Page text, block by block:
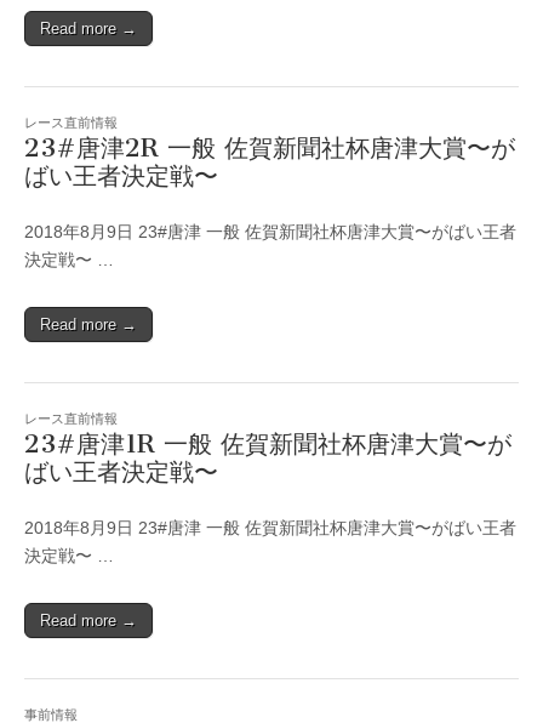
Read more →
レース直前情報
23#唐津2R 一般 佐賀新聞社杯唐津大賞〜が
ばい王者決定戦〜
2018年8月9日 23#唐津 一般 佐賀新聞社杯唐津大賞〜がばい王者
決定戦〜 …
Read more →
レース直前情報
23#唐津1R 一般 佐賀新聞社杯唐津大賞〜が
ばい王者決定戦〜
2018年8月9日 23#唐津 一般 佐賀新聞社杯唐津大賞〜がばい王者
決定戦〜 …
Read more →
事前情報